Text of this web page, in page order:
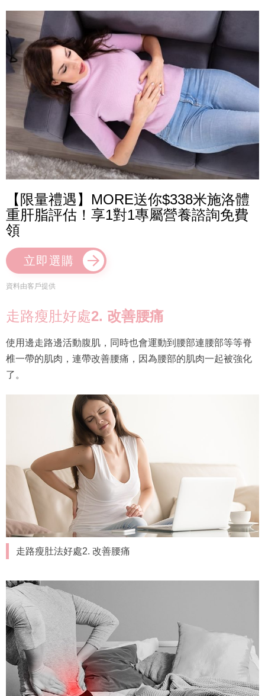
【限量禮遇】MORE送你$338米施洛體
重肝脂評估！享1對1專屬營養諮詢免費
領
立即選購
資料由客戶提供
走路瘦肚好處2. 改善腰痛
使用邊走路邊活動腹肌，同時也會運動到腰部連腰部等等脊
椎一帶的肌肉，連帶改善腰痛，因為腰部的肌肉一起被強化
了。
走路瘦肚法好處2. 改善腰痛